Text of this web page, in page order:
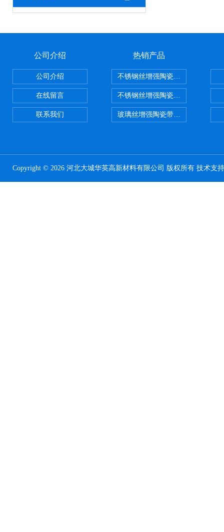
公司介绍
公司介绍
在线留言
联系我们
热销产品
不锈钢丝增强陶瓷纤维布，陶瓷布
不锈钢丝增强陶瓷纤维布应用范围
玻璃丝增强陶瓷带，硅酸铝纤维
Copyright © 2026 河北大城华英高新材料有限公司 版权所有 技术支